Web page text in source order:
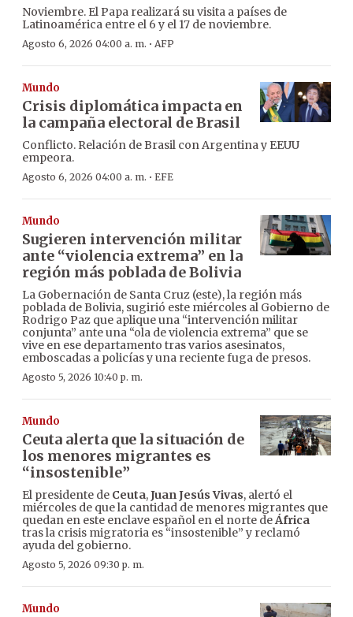
Noviembre. El Papa realizará su visita a países de
Latinoamérica entre el 6 y el 17 de noviembre.
Agosto 6, 2026 04:00 a. m. · AFP
Mundo
Crisis diplomática impacta en
la campaña electoral de Brasil
Conflicto. Relación de Brasil con Argentina y EEUU
empeora.
Agosto 6, 2026 04:00 a. m. · EFE
Mundo
Sugieren intervención militar
ante “violencia extrema” en la
región más poblada de Bolivia
La Gobernación de Santa Cruz (este), la región más
poblada de Bolivia, sugirió este miércoles al Gobierno de
Rodrigo Paz que aplique una “intervención militar
conjunta” ante una “ola de violencia extrema” que se
vive en ese departamento tras varios asesinatos,
emboscadas a policías y una reciente fuga de presos.
Agosto 5, 2026 10:40 p. m.
Mundo
Ceuta alerta que la situación de
los menores migrantes es
“insostenible”
El presidente de Ceuta,Juan Jesús Vivas, alertó el
miércoles de que la cantidad de menores migrantes que
quedan en este enclave español en el norte deÁfrica
tras la crisis migratoria es “insostenible” y reclamó
ayuda del gobierno.
Agosto 5, 2026 09:30 p. m.
Mundo